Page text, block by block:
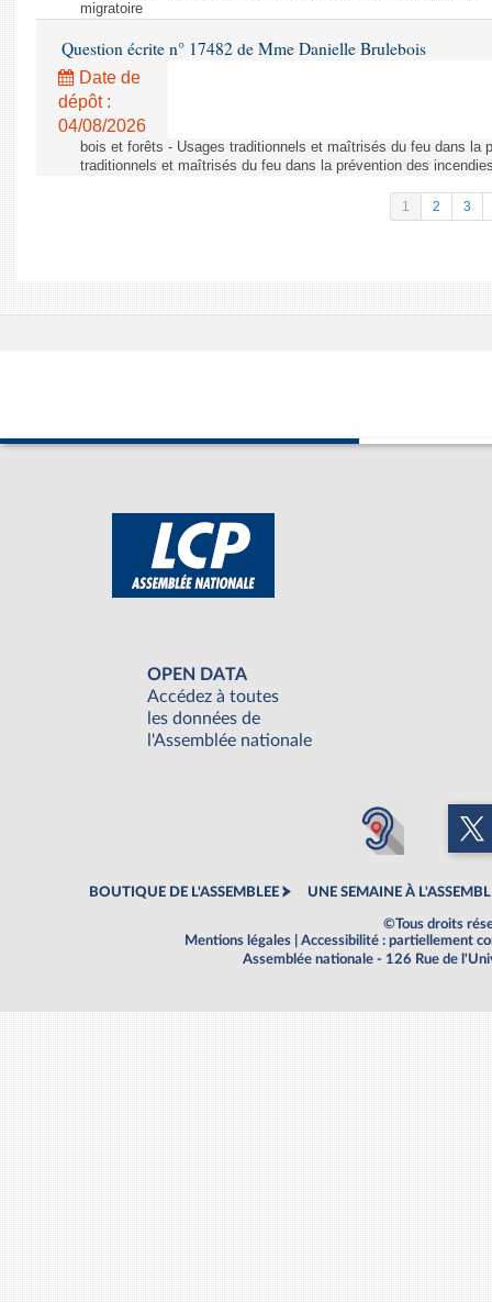
migratoire
Question écrite n° 17482 de Mme Danielle Brulebois
Date de
dépôt :
04/08/2026
bois et forêts - Usages traditionnels et maîtrisés du feu dans la
traditionnels et maîtrisés du feu dans la prévention des
1 2 3
OPEN DATA
Accédez à toutes
les données de
l'Assemblée nationale
BOUTIQUE DE L'ASSEMBLEE UNE SEMAINE À
©Tous droits
Mentions légales
Accessibilité : partiellement
Assemblée nationale - 126 Rue de